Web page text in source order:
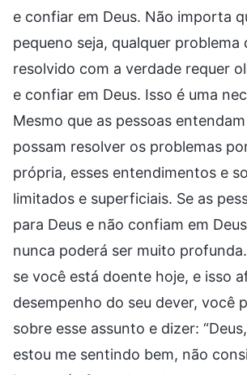
e confiar em Deus. Não importa
pequeno seja, qualquer problema
resolvido com a verdade requer
e confiar em Deus. Isso é uma
Mesmo que as pessoas
possam resolver os problemas
própria, esses entendimentos e
limitados e superficiais. Se as
para Deus e não confiam em
nunca poderá ser muito
se você está doente hoje, e isso
desempenho do seu dever, você
sobre esse assunto e dizer:
estou me sentindo bem, não